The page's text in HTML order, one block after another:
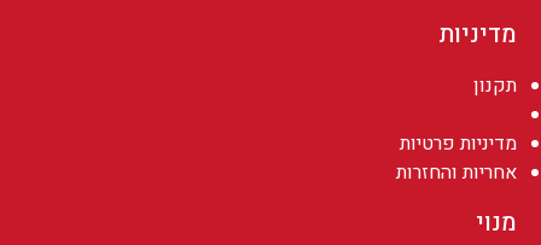
מדיניות
תקנון
מדיניות פרטיות
אחריות והחזרות
מנוי